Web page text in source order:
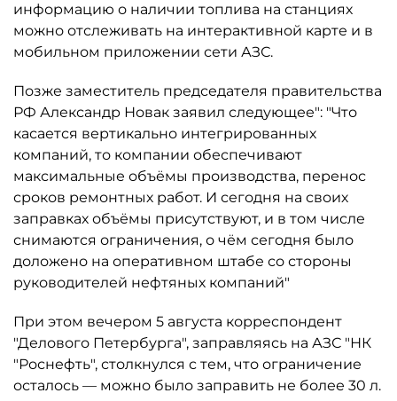
информацию о наличии топлива на станциях
можно отслеживать на интерактивной карте и в
мобильном приложении сети АЗС.
Позже заместитель председателя правительства
РФ Александр Новак заявил следующее": "Что
касается вертикально интегрированных
компаний, то компании обеспечивают
максимальные объёмы производства, перенос
сроков ремонтных работ. И сегодня на своих
заправках объёмы присутствуют, и в том числе
снимаются ограничения, о чём сегодня было
доложено на оперативном штабе со стороны
руководителей нефтяных компаний"
При этом вечером 5 августа корреспондент
"Делового Петербурга", заправляясь на АЗС "НК
"Роснефть", столкнулся с тем, что ограничение
осталось ­— можно было заправить не более 30 л.